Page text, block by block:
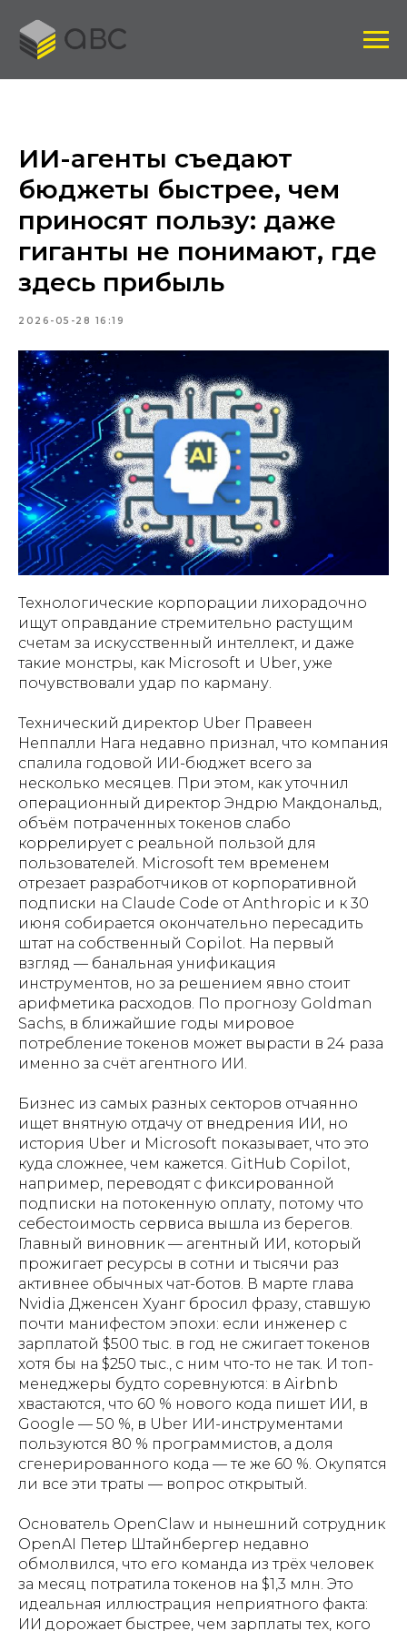
ИИ-агенты съедают
бюджеты быстрее, чем
приносят пользу: даже
гиганты не понимают, где
здесь прибыль
2026-05-28 16:19
Технологические корпорации лихорадочно
ищут оправдание стремительно растущим
счетам за искусственный интеллект, и даже
такие монстры, как Microsoft и Uber, уже
почувствовали удар по карману.
Технический директор Uber Правеен
Неппалли Нага недавно признал, что компания
спалила годовой ИИ-бюджет всего за
несколько месяцев. При этом, как уточнил
операционный директор Эндрю Макдональд,
объём потраченных токенов слабо
коррелирует с реальной пользой для
пользователей. Microsoft тем временем
отрезает разработчиков от корпоративной
подписки на Claude Code от Anthropic и к 30
июня собирается окончательно пересадить
штат на собственный Copilot. На первый
взгляд — банальная унификация
инструментов, но за решением явно стоит
арифметика расходов. По прогнозу Goldman
Sachs, в ближайшие годы мировое
потребление токенов может вырасти в 24 раза
именно за счёт агентного ИИ.
Бизнес из самых разных секторов отчаянно
ищет внятную отдачу от внедрения ИИ, но
история Uber и Microsoft показывает, что это
куда сложнее, чем кажется. GitHub Copilot,
например, переводят с фиксированной
подписки на потокенную оплату, потому что
себестоимость сервиса вышла из берегов.
Главный виновник — агентный ИИ, который
прожигает ресурсы в сотни и тысячи раз
активнее обычных чат-ботов. В марте глава
Nvidia Дженсен Хуанг бросил фразу, ставшую
почти манифестом эпохи: если инженер с
зарплатой $500 тыс. в год не сжигает токенов
хотя бы на $250 тыс., с ним что-то не так. И топ-
менеджеры будто соревнуются: в Airbnb
хвастаются, что 60 % нового кода пишет ИИ, в
Google — 50 %, в Uber ИИ-инструментами
пользуются 80 % программистов, а доля
сгенерированного кода — те же 60 %. Окупятся
ли все эти траты — вопрос открытый.
Основатель OpenClaw и нынешний сотрудник
OpenAI Петер Штайнбергер недавно
обмолвился, что его команда из трёх человек
за месяц потратила токенов на $1,3 млн. Это
идеальная иллюстрация неприятного факта:
ИИ дорожает быстрее, чем зарплаты тех, кого